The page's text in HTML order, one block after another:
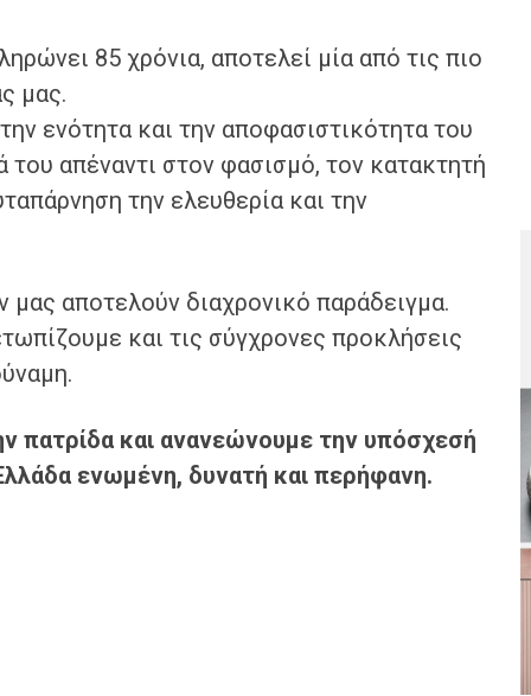
85 χρόνια, αποτελεί μία από τις πιο
μας.
ενότητα και την αποφασιστικότητα του
απέναντι στον φασισμό, τον κατακτητή
την ελευθερία και την
αποτελούν διαχρονικό παράδειγμα.
και τις σύγχρονες προκλήσεις
πατρίδα και ανανεώνουμε την υπόσχεσή
ενωμένη, δυνατή και περήφανη.